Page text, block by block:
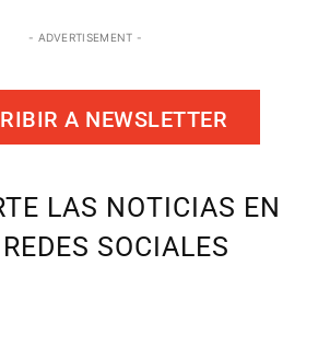
- ADVERTISEMENT -
A NEWSLETTER
LAS NOTICIAS EN
SOCIALES